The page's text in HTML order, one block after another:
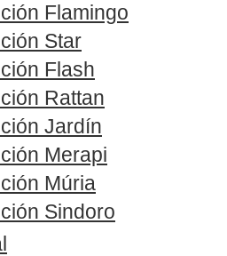
Flamingo
Star
Flash
Rattan
Jardín
Merapi
Múria
Sindoro